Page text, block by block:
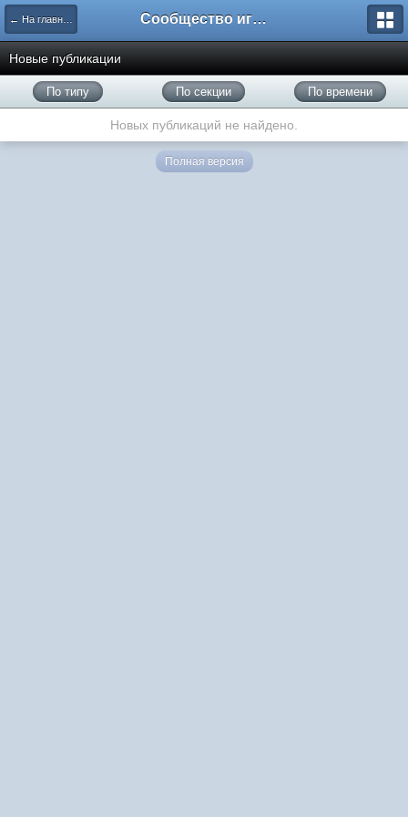
← На главную Сообщество игроков L2BesT.Org
Новые публикации
По типу По секции По времени
Новых публикаций не найдено.
Полная версия